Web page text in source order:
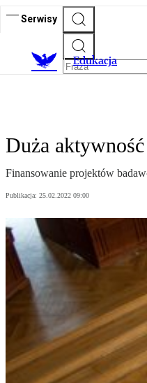
Serwisy
Edukacja
Duża
Finansowanie projektów
Publikacja: 25.02.2022 09:00